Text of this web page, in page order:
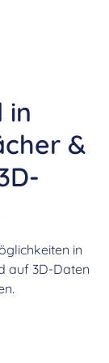
in
&
in
auf 3D-Daten